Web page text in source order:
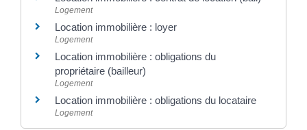
Logement
Location immobilière : loyer
Logement
Location immobilière : obligations du
propriétaire (bailleur)
Logement
Location immobilière : obligations du locataire
Logement